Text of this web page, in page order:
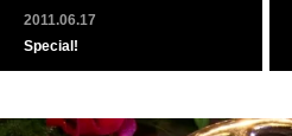
2011.06.17
Special!